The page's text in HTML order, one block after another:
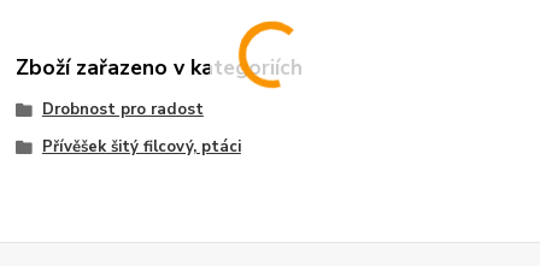
Zboží zařazeno v kategoriích
Drobnost pro radost
Přívěšek šitý filcový, ptáci